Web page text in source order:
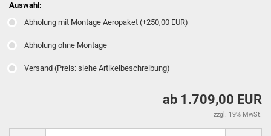
Auswahl:
Abholung mit Montage Aeropaket (+250,00 EUR)
Abholung ohne Montage
Versand (Preis: siehe Artikelbeschreibung)
ab 1.709,00 EUR
zzgl. 19% MwSt.